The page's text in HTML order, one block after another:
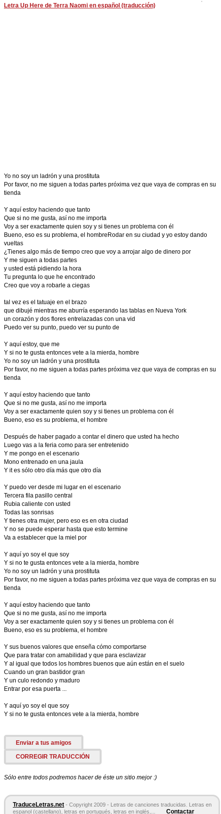
Letra Up Here de Terra Naomi en español (traducción)
Yo no soy un ladrón y una prostituta
Por favor, no me siguen a todas partes próxima vez que vaya de compras en su
tienda
Y aquí estoy haciendo que tanto
Que si no me gusta, así no me importa
Voy a ser exactamente quien soy y si tienes un problema con él
Bueno, eso es su problema, el hombreRodar en su ciudad y yo estoy dando
vueltas
¿Tienes algo más de tiempo creo que voy a arrojar algo de dinero por
Y me siguen a todas partes
y usted está pidiendo la hora
Tu pregunta lo que he encontrado
Creo que voy a robarle a ciegas
tal vez es el tatuaje en el brazo
que dibujé mientras me aburría esperando las tablas en Nueva York
un corazón y dos flores entrelazadas con una vid
Puedo ver su punto, puedo ver su punto de
Y aquí estoy, que me
Y si no te gusta entonces vete a la mierda, hombre
Yo no soy un ladrón y una prostituta
Por favor, no me siguen a todas partes próxima vez que vaya de compras en su
tienda
Y aquí estoy haciendo que tanto
Que si no me gusta, así no me importa
Voy a ser exactamente quien soy y si tienes un problema con él
Bueno, eso es su problema, el hombre
Después de haber pagado a contar el dinero que usted ha hecho
Luego vas a la feria como para ser entretenido
Y me pongo en el escenario
Mono entrenado en una jaula
Y it es sólo otro día más que otro día
Y puedo ver desde mi lugar en el escenario
Tercera fila pasillo central
Rubia caliente con usted
Todas las sonrisas
Y tienes otra mujer, pero eso es en otra ciudad
Y no se puede esperar hasta que esto termine
Va a establecer que la miel por
Y aquí yo soy el que soy
Y si no te gusta entonces vete a la mierda, hombre
Yo no soy un ladrón y una prostituta
Por favor, no me siguen a todas partes próxima vez que vaya de compras en su
tienda
Y aquí estoy haciendo que tanto
Que si no me gusta, así no me importa
Voy a ser exactamente quien soy y si tienes un problema con él
Bueno, eso es su problema, el hombre
Y sus buenos valores que enseña cómo comportarse
Que para tratar con amabilidad y que para esclavizar
Y al igual que todos los hombres buenos que aún están en el suelo
Cuando un gran bastidor gran
Y un culo redondo y maduro
Entrar por esa puerta ...
Y aquí yo soy el que soy
Y si no te gusta entonces vete a la mierda, hombre
Enviar a tus amigos
CORREGIR TRADUCCIÓN
Sólo entre todos podremos hacer de éste un sitio mejor :)
TraduceLetras.net - Copyright 2009 - Letras de canciones traducidas. Letras en
espanol (castellano), letras en portugués, letras en inglés,...
Contactar